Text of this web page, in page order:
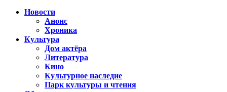
Новости
Анонс
Хроника
Культура
Дом актёра
Литература
Кино
Культурное наследие
Парк культуры и чтения